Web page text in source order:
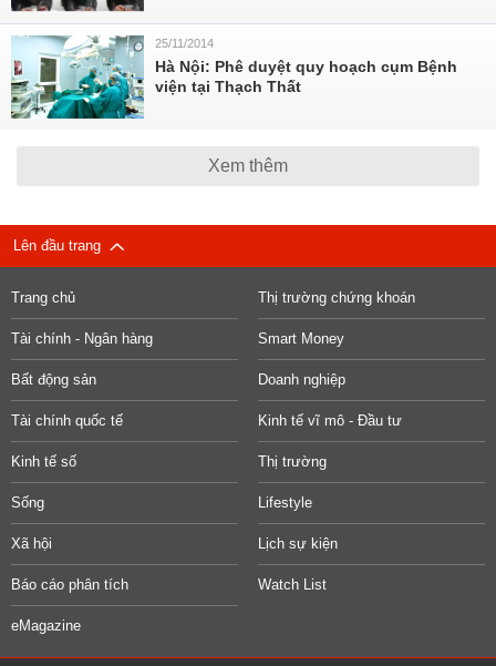
25/11/2014
Hà Nội: Phê duyệt quy hoạch cụm Bệnh
viện tại Thạch Thất
Xem thêm
Lên đầu trang
Trang chủ Thị trường chứng khoán
Tài chính - Ngân hàng Smart Money
Bất động sản Doanh nghiệp
Tài chính quốc tế Kinh tế vĩ mô - Đầu tư
Kinh tế số Thị trường
Sống Lifestyle
Xã hội Lịch sự kiện
Báo cáo phân tích Watch List
eMagazine